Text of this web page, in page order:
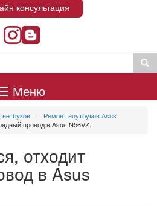
консультация
Меню
Ремонт ноутбуков Asus
провод в Asus N56VZ.
отходит
в Asus